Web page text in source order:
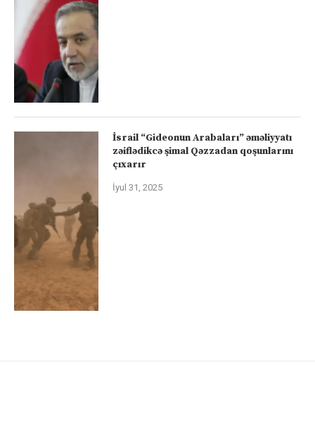
İsrail “Gideonun Arabaları” əməliyyatı
zəiflədikcə şimal Qəzzadan qoşunlarını
çıxarır
İyul 31, 2025